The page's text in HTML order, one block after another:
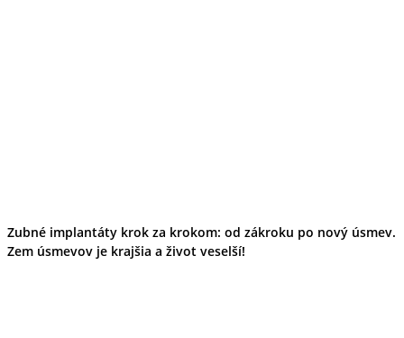
Zubné implantáty krok za krokom: od zákroku po nový úsmev.
Zem úsmevov je krajšia a život veselší!